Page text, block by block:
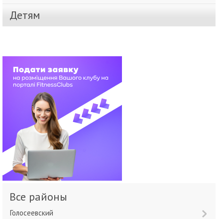
Детям
Все районы
Голосеевский